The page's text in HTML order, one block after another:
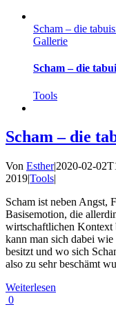
Scham – die
Gallerie
Scham – die
Tools
Scham – die
Von Esther|2020-02-
2019|Tools|
Scham ist neben Angst,
Basisemotion, die
wirtschaftlichen Kontext
kann man sich dabei
besitzt und wo sich
also zu sehr beschämt
Weiterlesen
0